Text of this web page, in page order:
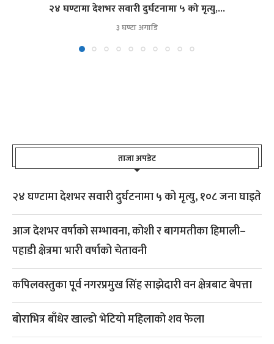
२४ घण्टामा देशभर सवारी दुर्घटनामा ५ को मृत्यु,...
३ घण्टा अगाडि
ताजा अपडेट
२४ घण्टामा देशभर सवारी दुर्घटनामा ५ को मृत्यु, १०८ जना घाइते
आज देशभर वर्षाको सम्भावना, कोशी र बागमतीका हिमाली–
पहाडी क्षेत्रमा भारी वर्षाको चेतावनी
कपिलवस्तुका पूर्व नगरप्रमुख सिंह साझेदारी वन क्षेत्रबाट बेपत्ता
बोराभित्र बाँधेर खाल्डो भेटियो महिलाको शव फेला